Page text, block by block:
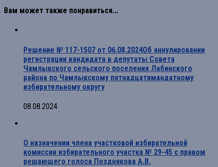
Вам может также понравиться...
Решение № 117-1507 от 06.08.2024Об аннулировании
регистрации кандидата в депутаты Совета
Чамлыкского сельского поселения Лабинского
района по Чамлыкскому пятнадцатимандатному
избирательному округу
08.08.2024
О назначении члена участковой избирательной
комиссии избирательного участка № 29-45 с правом
решающего голоса Позднякова А.В.